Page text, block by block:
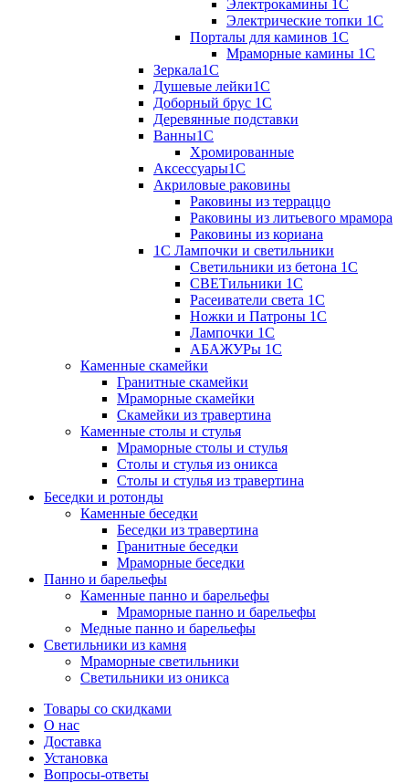
Электрокамины 1С
Электрические топки 1C
Порталы для каминов 1С
Мраморные камины 1C
Зеркала1С
Душевые лейки1С
Доборный брус 1С
Деревянные подставки
Ванны1С
Хромированные
Аксессуары1С
Акриловые раковины
Раковины из терраццо
Раковины из литьевого мрамора
Раковины из кориана
1С Лампочки и светильники
Светильники из бетона 1С
СВЕТильники 1С
Расеиватели света 1С
Ножки и Патроны 1С
Лампочки 1С
АБАЖУРы 1С
Каменные скамейки
Гранитные скамейки
Мраморные скамейки
Скамейки из травертина
Каменные столы и стулья
Мраморные столы и стулья
Столы и стулья из оникса
Столы и стулья из травертина
Беседки и ротонды
Каменные беседки
Беседки из травертина
Гранитные беседки
Мраморные беседки
Панно и барельефы
Каменные панно и барельефы
Мраморные панно и барельефы
Медные панно и барельефы
Светильники из камня
Мраморные светильники
Светильники из оникса
Товары со скидками
О нас
Доставка
Установка
Вопросы-ответы